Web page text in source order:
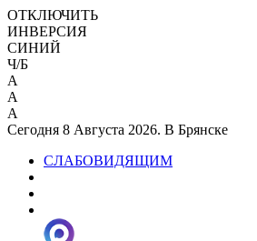
ОТКЛЮЧИТЬ
ИНВЕРСИЯ
СИНИЙ
Ч/Б
A
A
A
Сегодня 8 Августа 2026. В Брянске
СЛАБОВИДЯЩИМ